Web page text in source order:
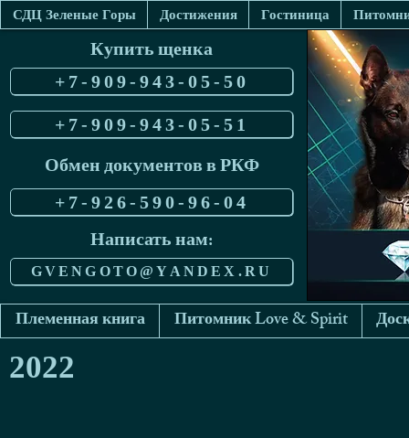
СДЦ Зеленые Горы Достижения Гостиница
Купить щенка
+7-909-943-05-50
+7-909-943-05-51
Обмен документов в РКФ
+7-926-590-96-04
Написать нам:
GVENGOTO@YANDEX.RU
Племенная книга Питомник Love & Spirit
2022